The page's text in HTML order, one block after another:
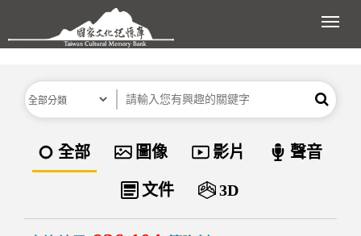
跳到主要內容區塊
展
分類 關鍵字 搜尋
資料類型
全部 圖像 影片 聲音
文件 3D